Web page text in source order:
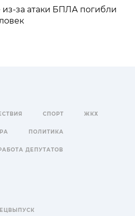
за атаки БПЛА погибли
СПОРТ ЖКХ
ПОЛИТИКА
ДЕПУТАТОВ